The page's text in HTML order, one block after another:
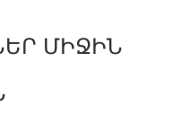
ՄԻՋԻՆ